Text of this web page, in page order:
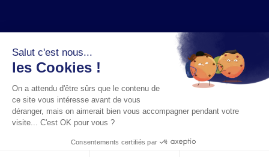
Salut c'est nous...
les Cookies !
On a attendu d'être sûrs que le contenu de
ce site vous intéresse avant de vous
déranger, mais on aimerait bien vous accompagner pendant votre
visite... C'est OK pour vous ?
Consentements certifiés par
Adresse
45 rue de la Chaussée
d'Antin
Premier rendez-vous offert !